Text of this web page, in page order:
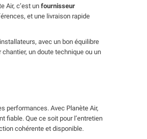
Air, c’est un fournisseur
et une livraison rapide
avec un bon équilibre
un doute technique ou un
performances. Avec Planète Air,
fiable. Que ce soit pour l’entretien
cohérente et disponible.